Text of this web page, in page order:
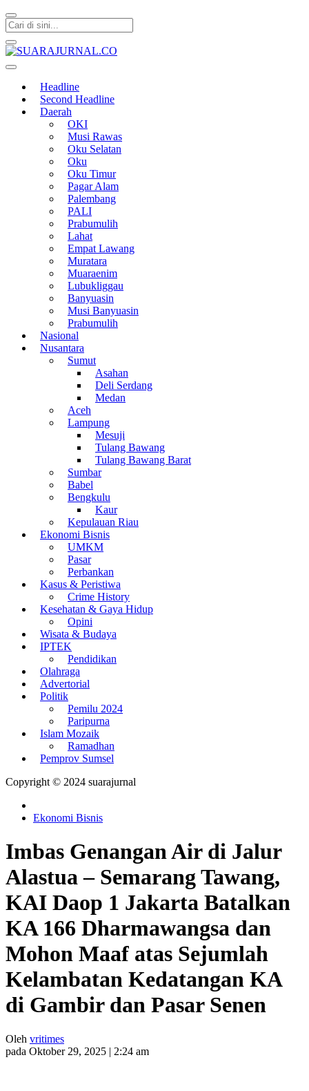
Headline
Second Headline
Daerah
OKI
Musi Rawas
Oku Selatan
Oku
Oku Timur
Pagar Alam
Palembang
PALI
Prabumulih
Lahat
Empat Lawang
Muratara
Muaraenim
Lubukliggau
Banyuasin
Musi Banyuasin
Prabumulih
Nasional
Nusantara
Sumut
Asahan
Deli Serdang
Medan
Aceh
Lampung
Mesuji
Tulang Bawang
Tulang Bawang Barat
Sumbar
Babel
Bengkulu
Kaur
Kepulauan Riau
Ekonomi Bisnis
UMKM
Pasar
Perbankan
Kasus & Peristiwa
Crime History
Kesehatan & Gaya Hidup
Opini
Wisata & Budaya
IPTEK
Pendidikan
Olahraga
Advertorial
Politik
Pemilu 2024
Paripurna
Islam Mozaik
Ramadhan
Pemprov Sumsel
Copyright © 2024 suarajurnal
Ekonomi Bisnis
Imbas Genangan Air di Jalur
Alastua – Semarang Tawang,
KAI Daop 1 Jakarta Batalkan
KA 166 Dharmawangsa dan
Mohon Maaf atas Sejumlah
Kelambatan Kedatangan KA
di Gambir dan Pasar Senen
Oleh vritimes
pada Oktober 29, 2025 | 2:24 am